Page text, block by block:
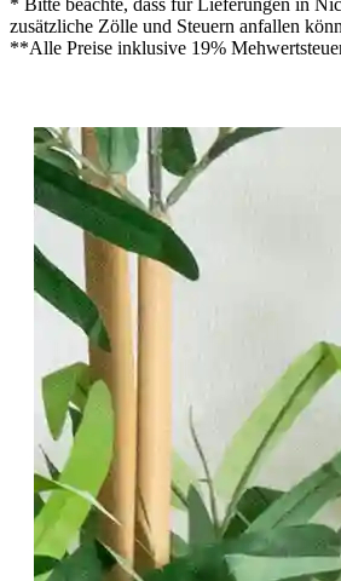
zusätzliche Zölle und Steuern anfallen
**Alle Preise inklusive 19%